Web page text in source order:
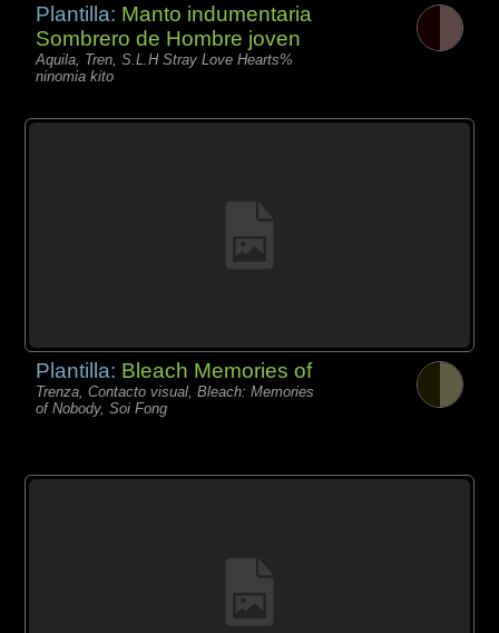
Plantilla: Manto indumentaria
Sombrero de Hombre joven
Aquila, Tren, S.L.H Stray Love Hearts%
ninomia kito
Plantilla: Bleach Memories of
Trenza, Contacto visual, Bleach: Memories
of Nobody, Soi Fong